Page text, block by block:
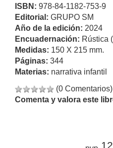
ISBN: 978-84-1182-753-9
Editorial: GRUPO SM
Año de la edición: 2024
Encuadernación: Rústica
Medidas: 150 X 215 mm.
Páginas: 344
Materias: narrativa infantil
(0 Comentarios)
Comenta y valora este